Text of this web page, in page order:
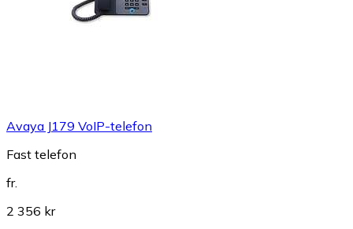
Avaya J179 VoIP-telefon
Fast telefon
fr.
2 356 kr